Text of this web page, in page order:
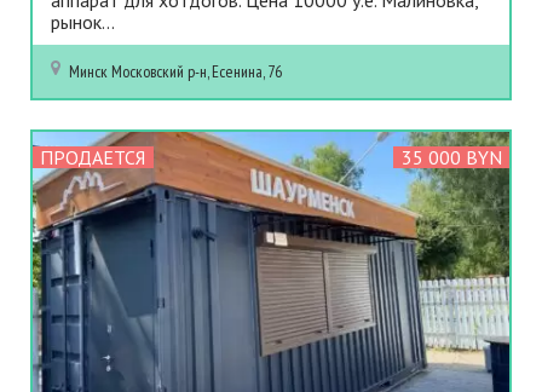
рынок...
Минск Московский р-н, Есенина, 76
ПРОДАЕТСЯ 35 000 BYN